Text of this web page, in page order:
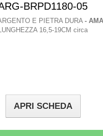
BRPD1180-05
E PIETRA DURA -
16,5-19CM circa
APRI SCHEDA